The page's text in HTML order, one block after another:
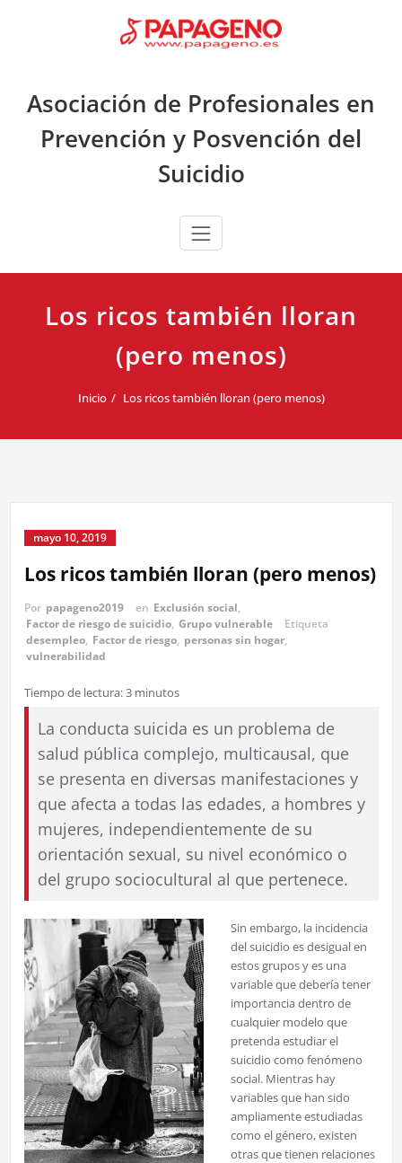
Asociación de Profesionales en
Prevención y Posvención del
Suicidio
Los ricos también lloran
(pero menos)
Inicio Los ricos también lloran (pero menos)
mayo 10, 2019
Los ricos también lloran (pero menos)
Por papageno2019 en Exclusión social,
Factor de riesgo de suicidio, Grupo vulnerable
Etiqueta
desempleo, Factor de riesgo, personas sin hogar,
vulnerabilidad
Tiempo de lectura:3 minutos
La conducta suicida es un problema de
salud pública complejo, multicausal, que
se presenta en diversas manifestaciones y
que afecta a todas las edades, a hombres y
mujeres, independientemente de su
orientación sexual, su nivel económico o
del grupo sociocultural al que pertenece.
Sin embargo, la incidencia
del suicidio es desigual en
estos grupos y es una
variable que debería tener
importancia dentro de
cualquier modelo que
pretenda estudiar el
suicidio como fenómeno
social. Mientras hay
variables que han sido
ampliamente estudiadas
como el género, existen
otras que tienen relaciones